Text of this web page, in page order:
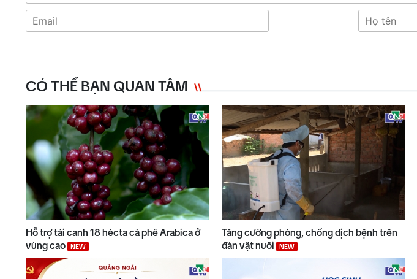
CÓ THỂ BẠN QUAN TÂM
Hỗ trợ tái canh 18 hécta cà phê Arabica ở
vùng cao
NEW
Tăng cường phòng, chống dịch bệnh trên
đàn vật nuôi
NEW